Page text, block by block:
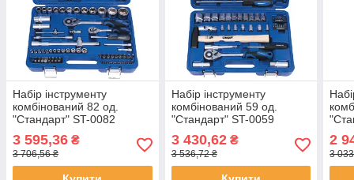
Набір інструменту
комбінований 82 од.
"Стандарт" ST-0082
3 595,36 ₴
3 706,56 ₴
Набір інструменту
комбінований 59 од.
"Стандарт" ST-0059
3 430,62₴
3 536,72 ₴
2
3